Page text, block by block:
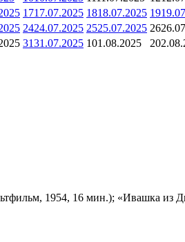
1717.07.2025 1818.07.2025 19
2424.07.2025 2525.07.2025 26
3131.07.2025 101.08.2025 2
1954, 16 мин.); «Ивашка из